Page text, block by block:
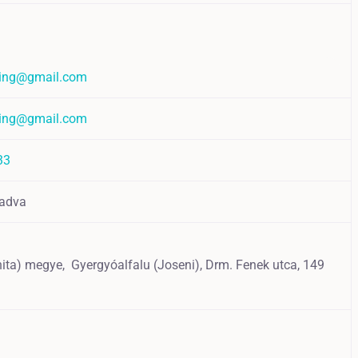
megye, Gyergyóalfalu (Joseni), Drm. Fenek utca, 149